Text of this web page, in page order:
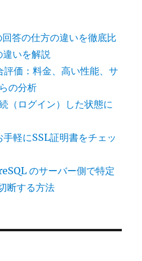
答の仕方の違いを徹底比
いを解説
価：料金、高い性能、サ
の分析
（ログイン）した状態に
軽にSSL証明書をチェッ
のサーバー側で特定
断する方法